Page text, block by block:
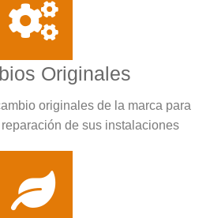
Originales
originales de la marca para
de sus instalaciones